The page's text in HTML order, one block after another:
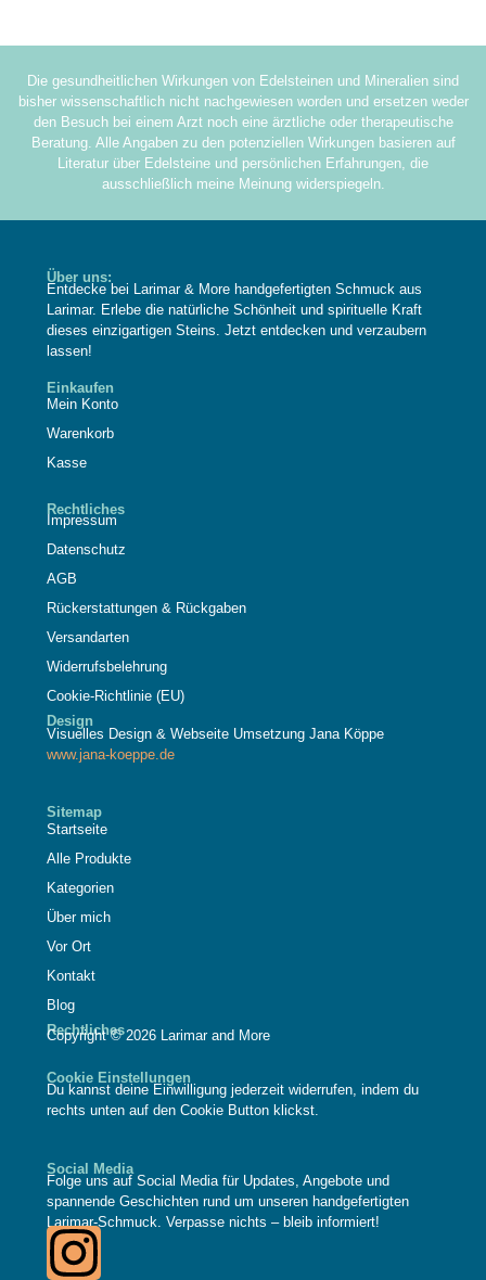
Die gesundheitlichen Wirkungen von Edelsteinen und Mineralien sind
bisher wissenschaftlich nicht nachgewiesen worden und ersetzen weder
den Besuch bei einem Arzt noch eine ärztliche oder therapeutische
Beratung. Alle Angaben zu den potenziellen Wirkungen basieren auf
Literatur über Edelsteine und persönlichen Erfahrungen, die
ausschließlich meine Meinung widerspiegeln.
Über uns:
Entdecke bei Larimar & More handgefertigten Schmuck aus
Larimar. Erlebe die natürliche Schönheit und spirituelle Kraft
dieses einzigartigen Steins. Jetzt entdecken und verzaubern
lassen!
Einkaufen
Mein Konto
Warenkorb
Kasse
Rechtliches
Impressum
Datenschutz
AGB
Rückerstattungen & Rückgaben
Versandarten
Widerrufsbelehrung
Cookie-Richtlinie (EU)
Design
Visuelles Design & Webseite Umsetzung Jana Köppe
www.jana-koeppe.de
Sitemap
Startseite
Alle Produkte
Kategorien
Über mich
Vor Ort
Kontakt
Blog
Rechtliches
Copyright © 2026 Larimar and More
Cookie Einstellungen
Du kannst deine Einwilligung jederzeit widerrufen, indem du
rechts unten auf den Cookie Button klickst.
Social Media
Folge uns auf Social Media für Updates, Angebote und
spannende Geschichten rund um unseren handgefertigten
Larimar-Schmuck. Verpasse nichts – bleib informiert!